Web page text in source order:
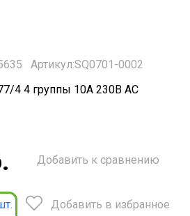
Артикул:SQ0701-0002
4 4 группы 10А 230В AC
Добавить к сравнению
Добавить в избранное